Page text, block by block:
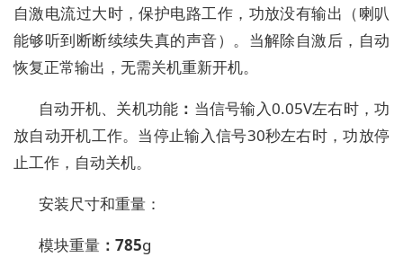
自激电流过大时，保护电路工作，功放没有输出 （喇叭
能够听到断断续续失真的声音） 。 当解除自激后，自动
恢复正常输出，无需关机重新开机。
自动开机、关机功能 ： 当信号输入0.05V左右时，功
放自动开机工作。当停止输入信号30秒左右时，功放停
止工作，自动关机。
安装尺寸和重量：
模块重量 ： 785g